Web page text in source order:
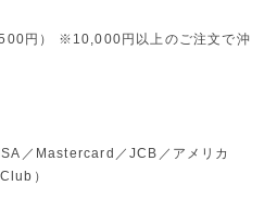
円） ※10,000円以上のご注文で沖
／Mastercard／JCB／アメリカ
）